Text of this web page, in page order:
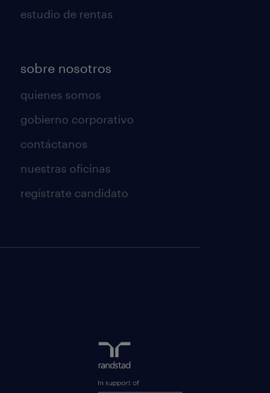
estudio de rentas
sobre nosotros
quienes somos
gobierno corporativo
contáctanos
nuestras oficinas
regístrate candidato